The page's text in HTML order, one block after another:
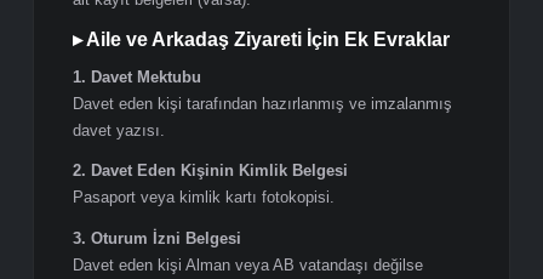
▸ Şirket Sahipleri ve İşverenler İçin Ek
Evraklar
1. Faaliyet Belgesi
Son 1 ay içerisinde alınmış güncel faaliyet belgesi.
2. Ticaret Sicil Gazetesi
Şirket kuruluş ve ortaklık bilgilerini gösteren belge.
3. Vergi Levhası
Güncel vergi levhası fotokopisi.